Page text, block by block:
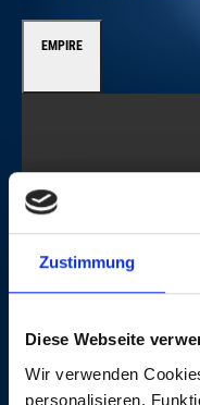
Zustimmung
Diese Webseite
Wir verwenden
personalisieren,
EMPIRE
IMAGE